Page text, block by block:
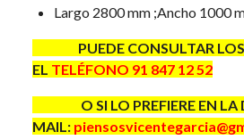
Largo 2800 mm ;Ancho 1000
PUEDE CONSULTAR LOS
EL TELÉFONO 91 847 12 52
O SI LO PREFIERE EN LA
MAIL: